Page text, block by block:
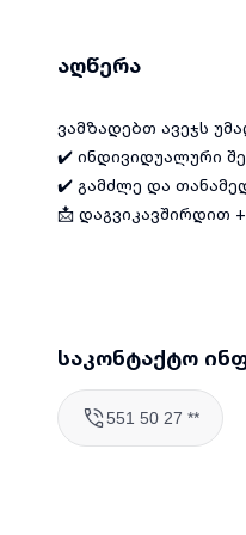
აღწერა
ვამზადებთ ავეჯს
✔️ ინდივიდუალური
✔️ გამძლე და
📩 დაგვიკავშირდით
საკონტაქტო
551 50 27 **